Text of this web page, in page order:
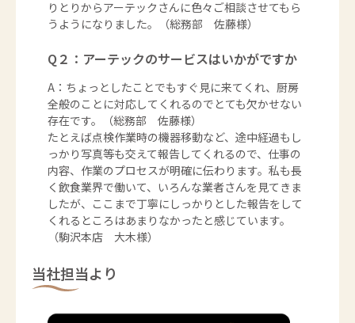
りとりからアーテックさんに色々ご相談させてもら
うようになりました。（総務部 佐藤様）
Q２：アーテックのサービスはいかがですか
A：ちょっとしたことでもすぐ見に来てくれ、厨房
全般のことに対応してくれるのでとても欠かせない
存在です。（総務部 佐藤様）
たとえば点検作業時の機器移動など、途中経過もし
っかり写真等も交えて報告してくれるので、仕事の
内容、作業のプロセスが明確に伝わります。私も長
く飲食業界で働いて、いろんな業者さんを見てきま
したが、ここまで丁寧にしっかりとした報告をして
くれるところはあまりなかったと感じています。
（駒沢本店 大木様）
当社担当より